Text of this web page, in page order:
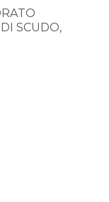
SCUDO,